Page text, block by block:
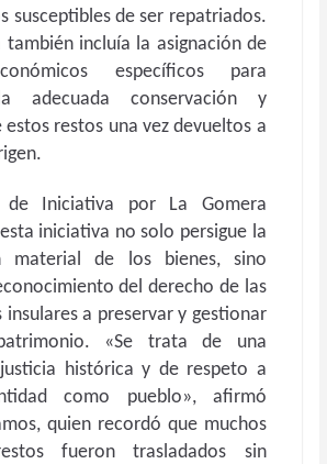
susceptibles de ser repatriados.
también incluía la asignación de
específicos para
adecuada conservación y
restos una vez devueltos a
de Iniciativa por La Gomera
iniciativa no solo persigue la
material de los bienes, sino
del derecho de las
insulares a preservar y gestionar
«Se trata de una
histórica y de respeto a
como pueblo», afirmó
quien recordó que muchos
fueron trasladados sin